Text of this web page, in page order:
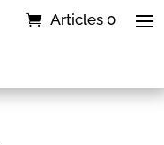
Articles 0